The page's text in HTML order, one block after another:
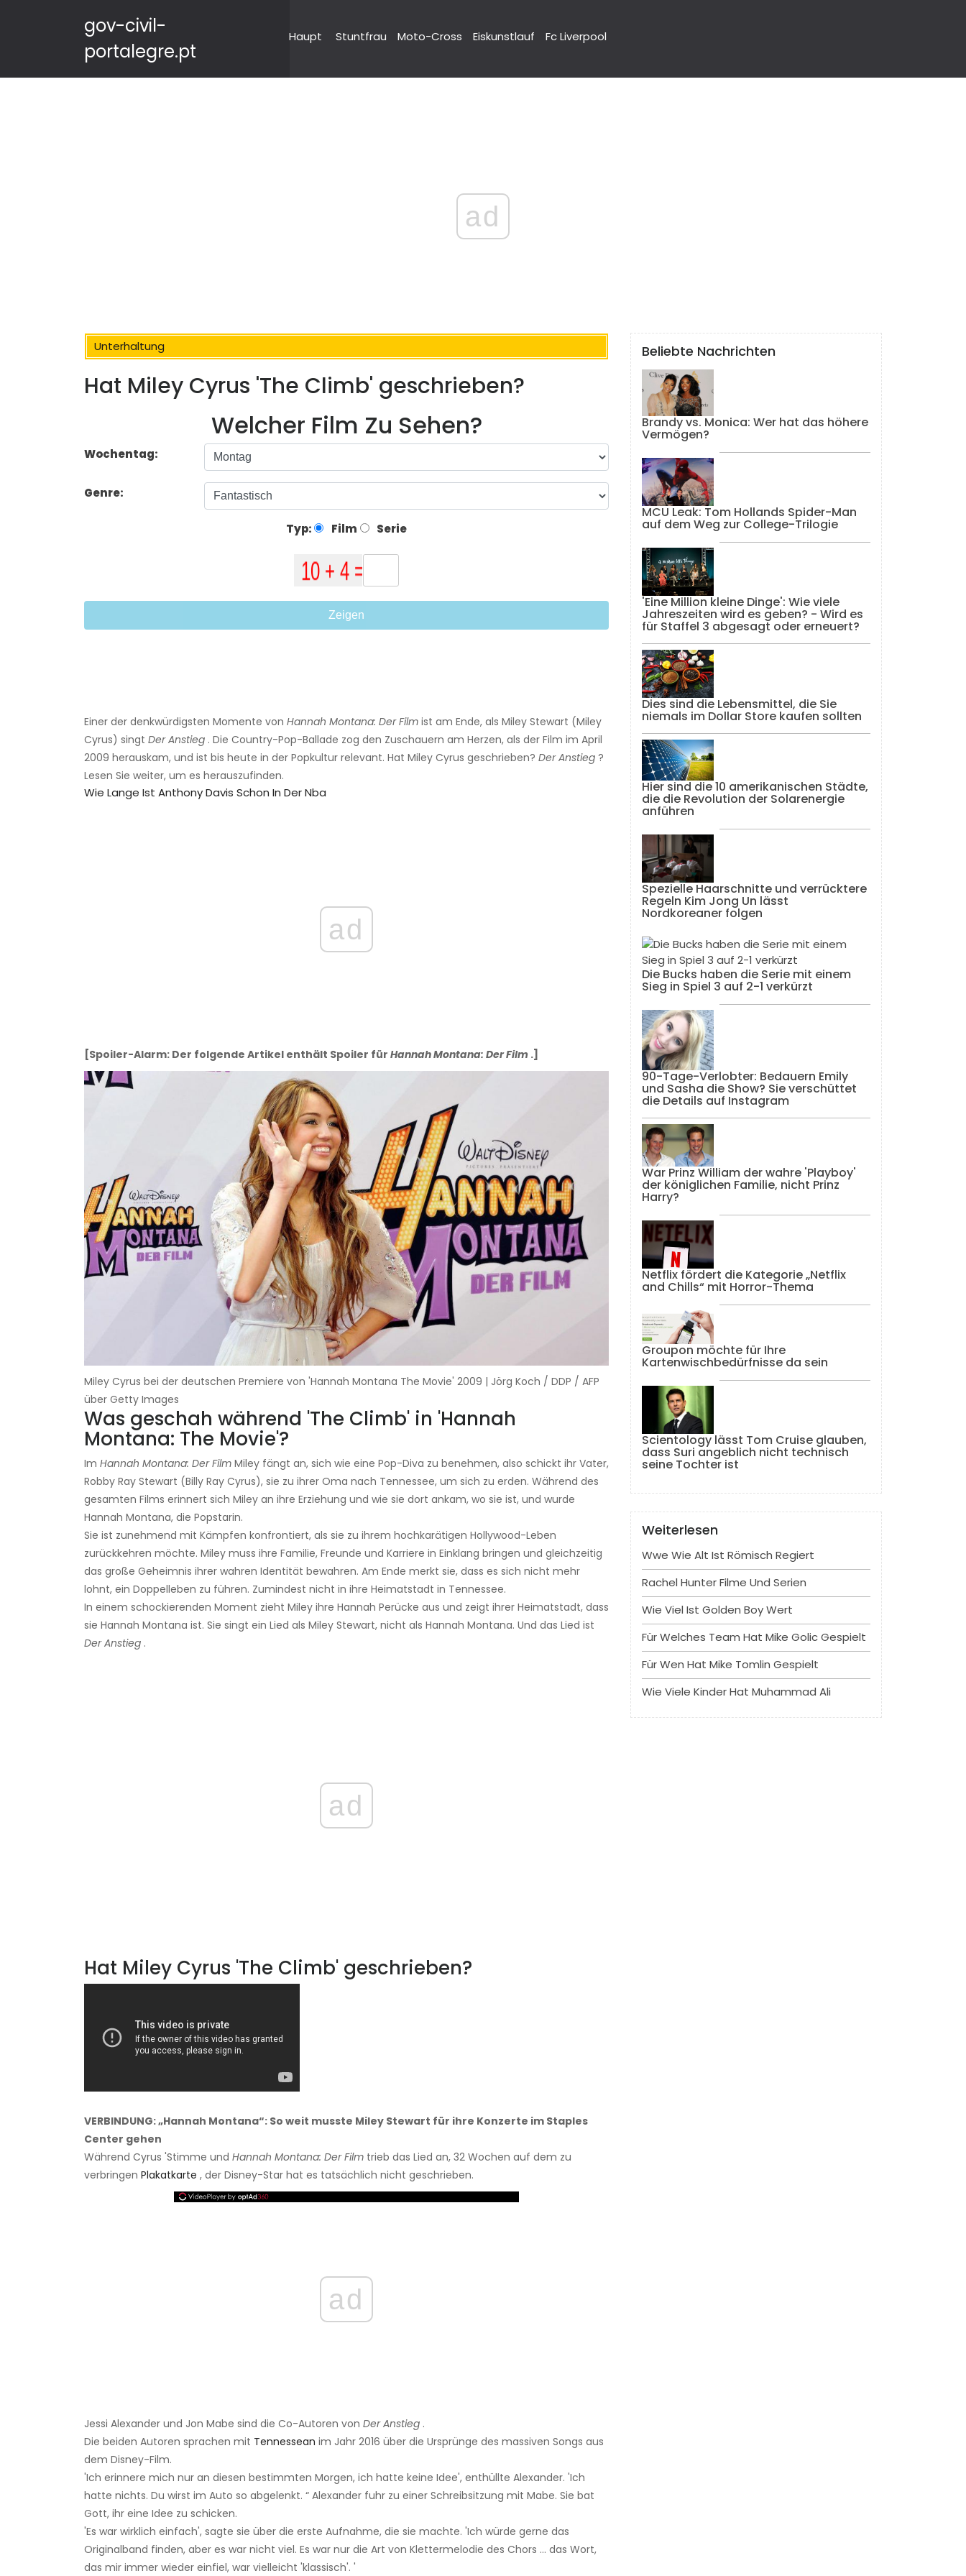
gov-civil-
portalegre.pt
Haupt Stuntfrau Moto-Cross Eiskunstlauf Fc Liverpool
ad
Unterhaltung
Hat Miley Cyrus 'The Climb' geschrieben?
Welcher Film Zu Sehen?
Wochentag:
Genre:
Typ: Film Serie
Zeigen
Einer der denkwürdigsten Momente von Hannah Montana: Der Film ist am Ende, als Miley Stewart (Miley
Cyrus) singt Der Anstieg . Die Country-Pop-Ballade zog den Zuschauern am Herzen, als der Film im April
2009 herauskam, und ist bis heute in der Popkultur relevant. Hat Miley Cyrus geschrieben? Der Anstieg ?
Lesen Sie weiter, um es herauszufinden.
Wie Lange Ist Anthony Davis Schon In Der Nba
ad
[Spoiler-Alarm: Der folgende Artikel enthält Spoiler für Hannah Montana: Der Film .]
Miley Cyrus bei der deutschen Premiere von 'Hannah Montana The Movie' 2009 | Jörg Koch / DDP / AFP
über Getty Images
Was geschah während 'The Climb' in 'Hannah
Montana: The Movie'?
Im Hannah Montana: Der Film Miley fängt an, sich wie eine Pop-Diva zu benehmen, also schickt ihr Vater,
Robby Ray Stewart (Billy Ray Cyrus), sie zu ihrer Oma nach Tennessee, um sich zu erden. Während des
gesamten Films erinnert sich Miley an ihre Erziehung und wie sie dort ankam, wo sie ist, und wurde
Hannah Montana, die Popstarin.
Sie ist zunehmend mit Kämpfen konfrontiert, als sie zu ihrem hochkarätigen Hollywood-Leben
zurückkehren möchte. Miley muss ihre Familie, Freunde und Karriere in Einklang bringen und gleichzeitig
das große Geheimnis ihrer wahren Identität bewahren. Am Ende merkt sie, dass es sich nicht mehr
lohnt, ein Doppelleben zu führen. Zumindest nicht in ihre Heimatstadt in Tennessee.
In einem schockierenden Moment zieht Miley ihre Hannah Perücke aus und zeigt ihrer Heimatstadt, dass
sie Hannah Montana ist. Sie singt ein Lied als Miley Stewart, nicht als Hannah Montana. Und das Lied ist
Der Anstieg .
ad
Hat Miley Cyrus 'The Climb' geschrieben?
VERBINDUNG: „Hannah Montana“: So weit musste Miley Stewart für ihre Konzerte im Staples
Center gehen
Während Cyrus 'Stimme und Hannah Montana: Der Film trieb das Lied an, 32 Wochen auf dem zu
verbringen Plakatkarte , der Disney-Star hat es tatsächlich nicht geschrieben.
ad
Jessi Alexander und Jon Mabe sind die Co-Autoren von Der Anstieg .
Die beiden Autoren sprachen mit Tennessean im Jahr 2016 über die Ursprünge des massiven Songs aus
dem Disney-Film.
'Ich erinnere mich nur an diesen bestimmten Morgen, ich hatte keine Idee', enthüllte Alexander. 'Ich
hatte nichts. Du wirst im Auto so abgelenkt. “ Alexander fuhr zu einer Schreibsitzung mit Mabe. Sie bat
Gott, ihr eine Idee zu schicken.
'Es war wirklich einfach', sagte sie über die erste Aufnahme, die sie machte. 'Ich würde gerne das
Originalband finden, aber es war nicht viel. Es war nur die Art von Klettermelodie des Chors ... das Wort,
das mir immer wieder einfiel, war vielleicht 'klassisch'. '
Beliebte Nachrichten
Brandy vs. Monica: Wer hat das höhere
Vermögen?
MCU Leak: Tom Hollands Spider-Man
auf dem Weg zur College-Trilogie
'Eine Million kleine Dinge': Wie viele
Jahreszeiten wird es geben? - Wird es
für Staffel 3 abgesagt oder erneuert?
Dies sind die Lebensmittel, die Sie
niemals im Dollar Store kaufen sollten
Hier sind die 10 amerikanischen Städte,
die die Revolution der Solarenergie
anführen
Spezielle Haarschnitte und verrücktere
Regeln Kim Jong Un lässt
Nordkoreaner folgen
Die Bucks haben die Serie mit einem
Sieg in Spiel 3 auf 2-1 verkürzt
90-Tage-Verlobter: Bedauern Emily
und Sasha die Show? Sie verschüttet
die Details auf Instagram
War Prinz William der wahre 'Playboy'
der königlichen Familie, nicht Prinz
Harry?
Netflix fördert die Kategorie „Netflix
and Chills“ mit Horror-Thema
Groupon möchte für Ihre
Kartenwischbedürfnisse da sein
Scientology lässt Tom Cruise glauben,
dass Suri angeblich nicht technisch
seine Tochter ist
Weiterlesen
Wwe Wie Alt Ist Römisch Regiert
Rachel Hunter Filme Und Serien
Wie Viel Ist Golden Boy Wert
Für Welches Team Hat Mike Golic Gespielt
Für Wen Hat Mike Tomlin Gespielt
Wie Viele Kinder Hat Muhammad Ali